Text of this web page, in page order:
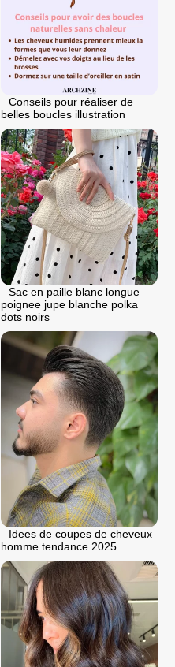
Conseils pour réaliser de
belles boucles illustration
Sac en paille blanc longue
poignee jupe blanche polka
dots noirs
Idees de coupes de cheveux
homme tendance 2025